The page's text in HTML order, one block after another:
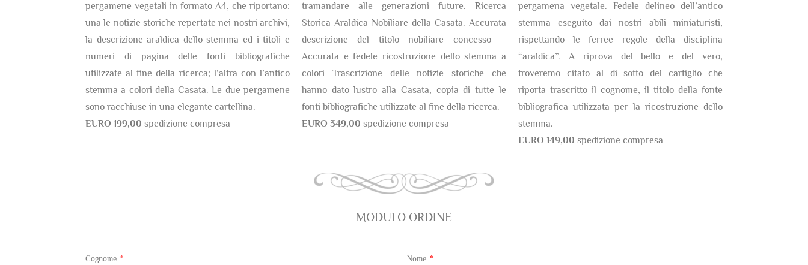
pergamene vegetali in formato A4, che riportano:
una le notizie storiche repertate nei nostri archivi,
la descrizione araldica dello stemma ed i titoli e
numeri di pagina delle fonti bibliografiche
utilizzate al fine della ricerca; l’altra con l’antico
stemma a colori della Casata. Le due pergamene
sono racchiuse in una elegante cartellina.
EURO 199,00 spedizione compresa
tramandare alle generazioni future. Ricerca
Storica Araldica Nobiliare della Casata. Accurata
descrizione del titolo nobiliare concesso –
Accurata e fedele ricostruzione dello stemma a
colori Trascrizione delle notizie storiche che
hanno dato lustro alla Casata, copia di tutte le
fonti bibliografiche utilizzate al fine della ricerca.
EURO 349,00 spedizione compresa
pergamena vegetale. Fedele delineo dell’antico
stemma eseguito dai nostri abili miniaturisti,
rispettando le ferree regole della disciplina
“araldica”. A riprova del bello e del vero,
troveremo citato al di sotto del cartiglio che
riporta trascritto il cognome, il titolo della fonte
bibliografica utilizzata per la ricostruzione dello
stemma.
EURO 149,00 spedizione compresa
MODULO ORDINE
Cognome Nome